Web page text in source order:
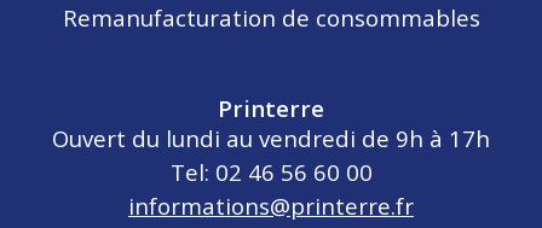
Remanufacturation de consommables
Printerre
Ouvert du lundi au vendredi de 9h à 17h
Tel: 02 46 56 60 00
informations@printerre.fr